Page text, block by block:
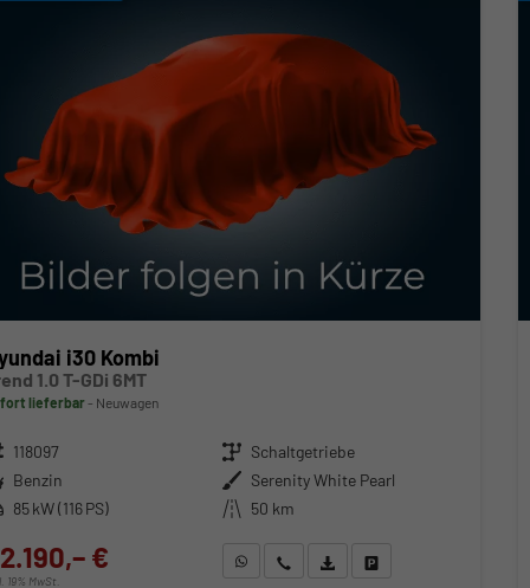
i30 Kombi
1.0 T-GDi 6MT
lieferbar Neuwagen
118097 Getriebe Schaltgetriebe
Benzin Außenfarbe Serenity White Pearl
85 kW (116 PS) Kilometerstand 50 km
€
19% MwSt.
WhatsApp anfragen
Wir rufen Sie anFahrzeugexposé (PDF)